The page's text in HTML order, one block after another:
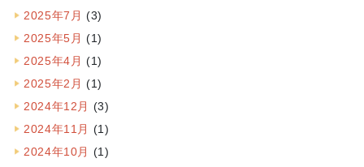
2025年7月 (3)
2025年5月 (1)
2025年4月 (1)
2025年2月 (1)
2024年12月 (3)
2024年11月 (1)
2024年10月 (1)